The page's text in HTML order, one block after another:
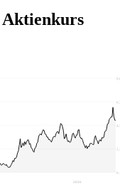
Aktienkurs
0,13
2,35
4,57
6,79
9,01
2026